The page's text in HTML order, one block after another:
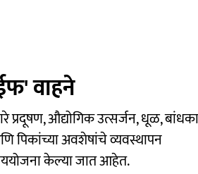
वाहने
प्रदूषण, औद्योगिक उत्सर्जन, धूळ,
पिकांच्या अवशेषांचे व्यवस्थापन
केल्या जात आहेत.